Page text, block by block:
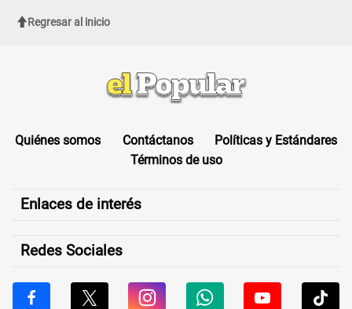
Regresar al inicio
Quiénes somos Contáctanos
Políticas y Estándares
Términos de uso
Enlaces de interés
Redes Sociales